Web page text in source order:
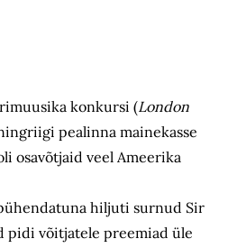
konkursi (London
pealinna mainekasse
osavõtjaid veel Ameerika
hiljuti surnud Sir
pidi võitjatele preemiad üle